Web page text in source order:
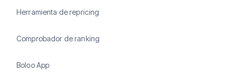
Herramienta de repricing
Comprobador de ranking
Boloo App